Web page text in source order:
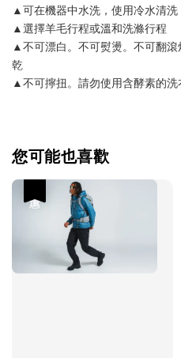
▲可在機器中水洗，使用冷水清
▲選擇羊毛行程或溫和洗滌行程
▲不可漂白。不可熨燙。不可翻
乾
▲不可擰扭。請勿使用含酵素的洗
您可能也喜歡